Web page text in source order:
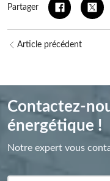
Partager
Article précédent
Contactez-
énergétique !
Notre expert vous